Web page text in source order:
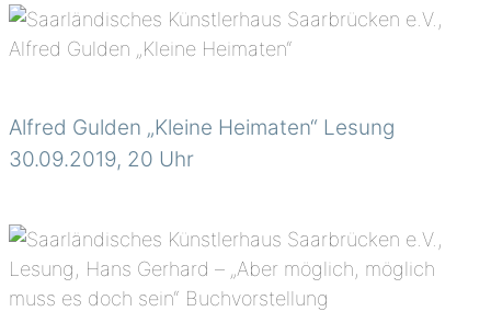
Alfred Gulden „Kleine Heimaten“ Lesung
30.09.2019, 20 Uhr